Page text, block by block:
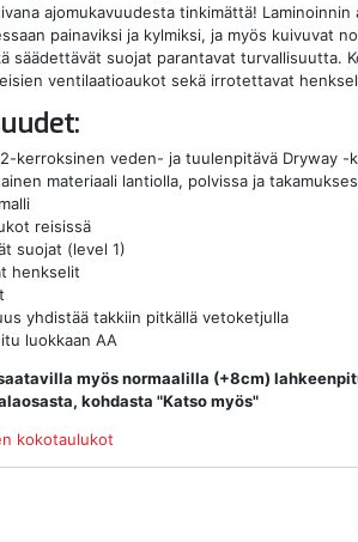
ajomukavuudesta tinkimättä!
painaviksi ja kylmiksi, ja myös kuivuvat
säädettävät suojat parantavat turvallisuutta.
ventilaatioaukot sekä irrotettavat
kerroksinen veden- ja tuulenpitävä Dryway -
materiaali lantiolla, polvissa ja
reisissä
suojat (level 1)
henkselit
yhdistää takkiin pitkällä vetoketjulla
luokkaan AA
myös normaalilla (+8cm)
kohdasta "Katso myös"
kokotaulukot